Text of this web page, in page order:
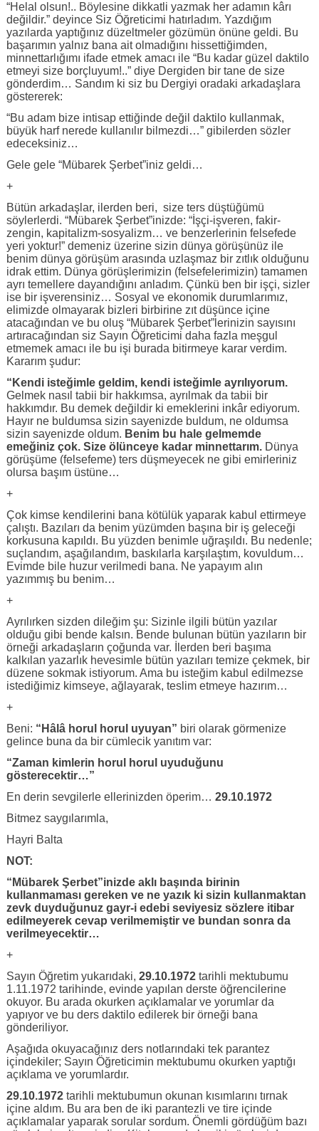
“Helal olsun!.. Böylesine dikkatli yazmak her adamın kârı
değildir.” deyince Siz Öğreticimi hatırladım. Yazdığım
yazılarda yaptığınız düzeltmeler gözümün önüne geldi. Bu
başarımın yalnız bana ait olmadığını hissettiğimden,
minnettarlığımı ifade etmek amacı ile “Bu kadar güzel daktilo
etmeyi size borçluyum!..” diye Dergiden bir tane de size
gönderdim… Sandım ki siz bu Dergiyi oradaki arkadaşlara
göstererek:
“Bu adam bize intisap ettiğinde değil daktilo kullanmak,
büyük harf nerede kullanılır bilmezdi…” gibilerden sözler
edeceksiniz…
Gele gele “Mübarek Şerbet”iniz geldi…
+
Bütün arkadaşlar, ilerden beri, size ters düştüğümü
söylerlerdi. “Mübarek Şerbet”inizde: “İşçi-işveren, fakir-
zengin, kapitalizm-sosyalizm… ve benzerlerinin felsefede
yeri yoktur!” demeniz üzerine sizin dünya görüşünüz ile
benim dünya görüşüm arasında uzlaşmaz bir zıtlık olduğunu
idrak ettim. Dünya görüşlerimizin (felsefelerimizin) tamamen
ayrı temellere dayandığını anladım. Çünkü ben bir işçi, sizler
ise bir işverensiniz… Sosyal ve ekonomik durumlarımız,
elimizde olmayarak bizleri birbirine zıt düşünce içine
atacağından ve bu oluş “Mübarek Şerbet”lerinizin sayısını
artıracağından siz Sayın Öğreticimi daha fazla meşgul
etmemek amacı ile bu işi burada bitirmeye karar verdim.
Kararım şudur:
“Kendi isteğimle geldim, kendi isteğimle ayrılıyorum.
Gelmek nasıl tabii bir hakkımsa, ayrılmak da tabii bir
hakkımdır. Bu demek değildir ki emeklerini inkâr ediyorum.
Hayır ne buldumsa sizin sayenizde buldum, ne oldumsa
sizin sayenizde oldum. Benim bu hale gelmemde
emeğiniz çok. Size ölünceye kadar minnettarım. Dünya
görüşüme (felsefeme) ters düşmeyecek ne gibi emirleriniz
olursa başım üstüne…
+
Çok kimse kendilerini bana kötülük yaparak kabul ettirmeye
çalıştı. Bazıları da benim yüzümden başına bir iş geleceği
korkusuna kapıldı. Bu yüzden benimle uğraşıldı. Bu nedenle;
suçlandım, aşağılandım, baskılarla karşılaştım, kovuldum…
Evimde bile huzur verilmedi bana. Ne yapayım alın
yazımmış bu benim…
+
Ayrılırken sizden dileğim şu: Sizinle ilgili bütün yazılar
olduğu gibi bende kalsın. Bende bulunan bütün yazıların bir
örneği arkadaşların çoğunda var. İlerden beri başıma
kalkılan yazarlık hevesimle bütün yazıları temize çekmek, bir
düzene sokmak istiyorum. Ama bu isteğim kabul edilmezse
istediğimiz kimseye, ağlayarak, teslim etmeye hazırım…
+
Beni: “Hâlâ horul horul uyuyan” biri olarak görmenize
gelince buna da bir cümlecik yanıtım var:
“Zaman kimlerin horul horul uyuduğunu
gösterecektir…”
En derin sevgilerle ellerinizden öperim…29.10.1972
Bitmez saygılarımla,
Hayri Balta
NOT:
“Mübarek Şerbet”inizde aklı başında birinin
kullanmaması gereken ve ne yazık ki sizin kullanmaktan
zevk duyduğunuz gayr-i edebi seviyesiz sözlere itibar
edilmeyerek cevap verilmemiştir ve bundan sonra da
verilmeyecektir…
+
Sayın Öğretim yukarıdaki,29.10.1972 tarihli mektubumu
1.11.1972 tarihinde, evinde yapılan derste öğrencilerine
okuyor. Bu arada okurken açıklamalar ve yorumlar da
yapıyor ve bu ders daktilo edilerek bir örneği bana
gönderiliyor.
Aşağıda okuyacağınız ders notlarındaki tek parantez
içindekiler; Sayın Öğreticimin mektubumu okurken yaptığı
açıklama ve yorumlardır.
29.10.1972 tarihli mektubumun okunan kısımlarını tırnak
içine aldım. Bu ara ben de iki parantezli ve tire içinde
açıklamalar yaparak sorular sordum. Önemli gördüğüm bazı